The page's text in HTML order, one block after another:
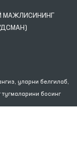
МАЖЛИСИНИНГ
уларни белгилаб,
босинг